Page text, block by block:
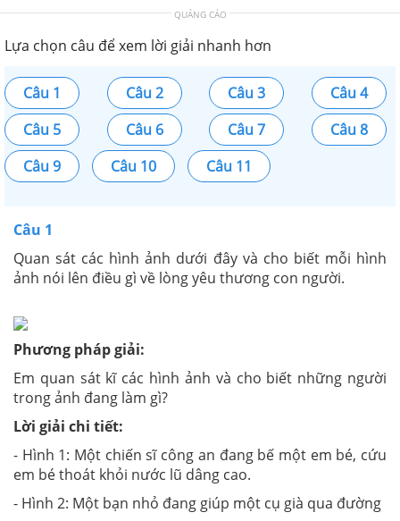
QUẢNG CÁO
Lựa chọn câu để xem lời giải nhanh hơn
Câu 1 Câu 2 Câu 3
Câu 4
Câu 5
Câu 6 Câu 7
Câu 8
Câu 9
Câu 10 Câu 11
Câu 1
Quan sát các hình ảnh dưới đây và cho biết mỗi hình
ảnh nói lên điều gì về lòng yêu thương con người.
Phương pháp giải:
Em quan sát kĩ các hình ảnh và cho biết những người
trong ảnh đang làm gì?
Lời giải chi tiết:
- Hình 1: Một chiến sĩ công an đang bế một em bé, cứu
em bé thoát khỏi nước lũ dâng cao.
- Hình 2: Một bạn nhỏ đang giúp một cụ già qua đường